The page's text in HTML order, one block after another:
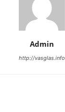
Admin
http://vasglas.info